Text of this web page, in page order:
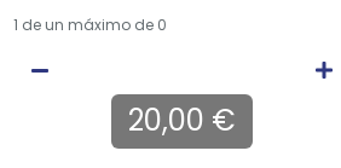
1 de un máximo de 0
20,00 €